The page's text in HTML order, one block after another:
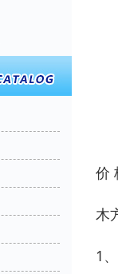
价
木
1